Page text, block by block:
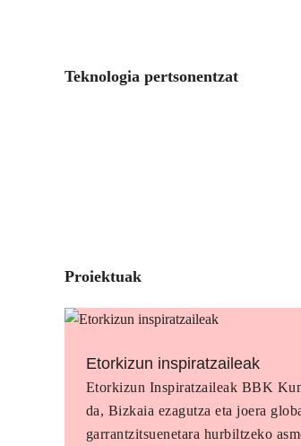
Teknologia pertsonentzat
Proiektuak
Etorkizun inspiratzaileak
Etorkizun Inspiratzaileak BBK
da, Bizkaia ezagutza eta joera
garrantzitsuenetara hurbiltzeko